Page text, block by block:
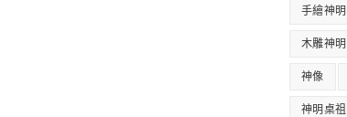
手繪神
木雕神
神像
神明桌